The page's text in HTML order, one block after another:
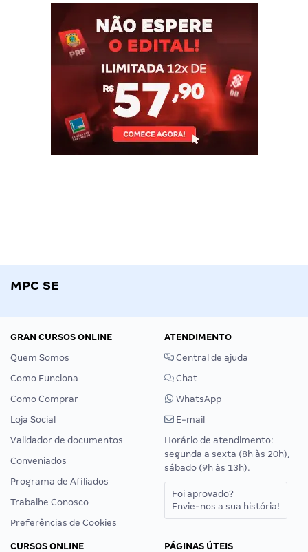
MPC SE
GRAN CURSOS ONLINE
Quem Somos
Como Funciona
Como Comprar
Loja Social
Validador de documentos
Conveniados
Programa de Afiliados
Trabalhe Conosco
Preferências de Cookies
ATENDIMENTO
Central de ajuda
Chat
WhatsApp
E-mail
Horário de atendimento:
segunda a sexta (8h às 20h),
sábado (9h às 13h).
Foi aprovado?
Envie-nos a sua história!
CURSOS ONLINE
PÁGINAS ÚTEIS